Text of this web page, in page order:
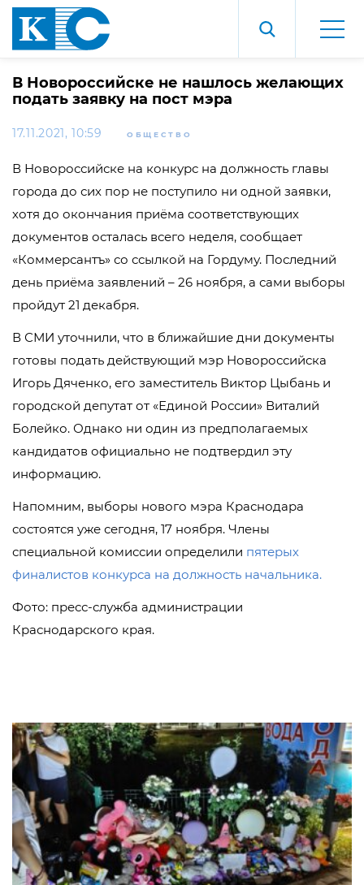
В Новороссийске не нашлось желающих
подать заявку на пост мэра
17.11.2021, 10:59 ОБЩЕСТВО
В Новороссийске на конкурс на должность главы
города до сих пор не поступило ни одной заявки,
хотя до окончания приёма соответствующих
документов осталась всего неделя, сообщает
«Коммерсантъ» со ссылкой на Гордуму. Последний
день приёма заявлений – 26 ноября, а сами выборы
пройдут 21 декабря.
В СМИ уточнили, что в ближайшие дни документы
готовы подать действующий мэр Новороссийска
Игорь Дяченко, его заместитель Виктор Цыбань и
городской депутат от «Единой России» Виталий
Болейко. Однако ни один из предполагаемых
кандидатов официально не подтвердил эту
информацию.
Напомним, выборы нового мэра Краснодара
состоятся уже сегодня, 17 ноября. Члены
специальной комиссии определили пятерых
финалистов конкурса на должность начальника.
Фото: пресс-служба администрации
Краснодарского края.